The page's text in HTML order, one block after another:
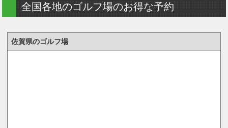
全国各地のゴルフ場のお得な予約
佐賀県のゴルフ場